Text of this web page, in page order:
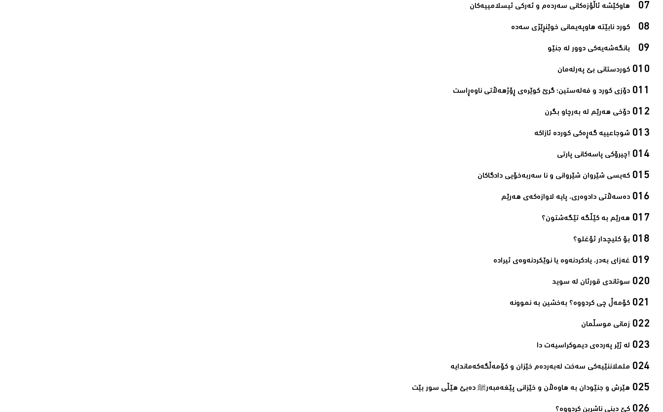
هاوکێشە ئاڵۆزەکانی سەردەم و ئەرکی ئیسلامیيەکان‌
کورد نابێتە هاوپەیمانی خوێنڕێژی سەدە‌
بانگەشەیەکی دوور لە جنێو‌
کوردستانی بێ پەرلەمان‌
دۆزی کورد و فەلەستین؛ گرێ کوێرەی ڕۆژھەڵاتی ناوەڕاست‌
دۆخی هەرێم لە بەرچاو بگرن‌
شوجاعییە گەڕەکی کوردە ئازاکە‌
!چیرۆکی پاسەکانی پارتی‌
کەیسی شێروان شێروانی و نا سەربەخۆیی دادگاکان‌
دەسەڵاتی دادوەری، پایه‌ لاوازه‌كەی هه‌رێم‌
ھەرێم بە کێڵگە تێگەشتون؟‌
بۆ کلیچدار ئۆغلو؟‌
غەزای بەدر، یادکردنەوە یا نوێکردنەوەی ئیرادە‌
سوتاندى قورئان لە سوید‌
کۆمەڵ چی کردووە؟ بەخشین بە نموونە‌
زمانی موسڵمان‌
لە ژێر پەردەی دیموکراسیەت دا‌
ململاننێیەكی سەخت لەبەردەم خێزان و كۆمەڵگەكەماندایە‌
ھێرش و جنێودان بە ھاوەڵان و خێزانی پێغەمبەرﷺ دەبێ ھێڵی سور بێت‌
کێ دینی ناشرین کردووە؟ ‌